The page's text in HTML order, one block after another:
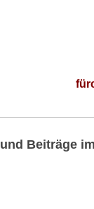
Beiträge